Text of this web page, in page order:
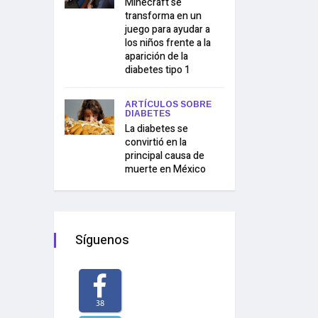
transforma en un
juego para ayudar a
los niños frente a la
aparición de la
diabetes tipo 1
ARTÍCULOS SOBRE
DIABETES
La diabetes se
convirtió en la
principal causa de
muerte en México
Síguenos
38